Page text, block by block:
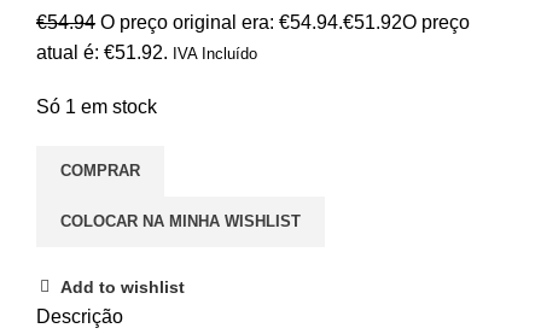
€54.94 O preço original era: €54.94.€51.92O preço
atual é: €51.92. IVA Incluído
Só 1 em stock
COMPRAR
COLOCAR NA MINHA WISHLIST
Add to wishlist
Descrição